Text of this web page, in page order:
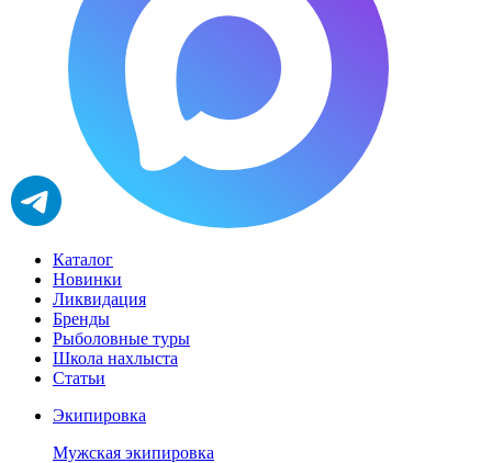
Каталог
Новинки
Ликвидация
Бренды
Рыболовные туры
Школа нахлыста
Статьи
Экипировка
Мужская экипировка